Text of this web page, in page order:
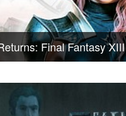
Final Fantasy XIII